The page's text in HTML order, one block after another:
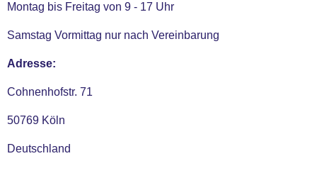
Montag bis Freitag von 9 - 17 Uhr
Samstag Vormittag nur nach Vereinbarung
Adresse:
Cohnenhofstr. 71
50769 Köln
Deutschland